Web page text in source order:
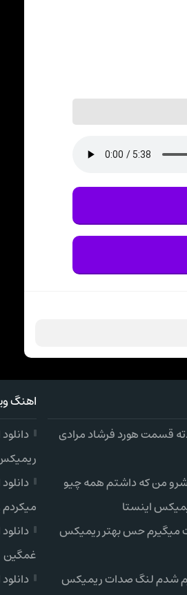
قسمت هورد فرشاد مرادی
من که داشتم همه چیو
اینستا
میگیرم حس بهتر ریمیکس
شدم لنگ صدات ریمیکس
اهنگ
غمگین